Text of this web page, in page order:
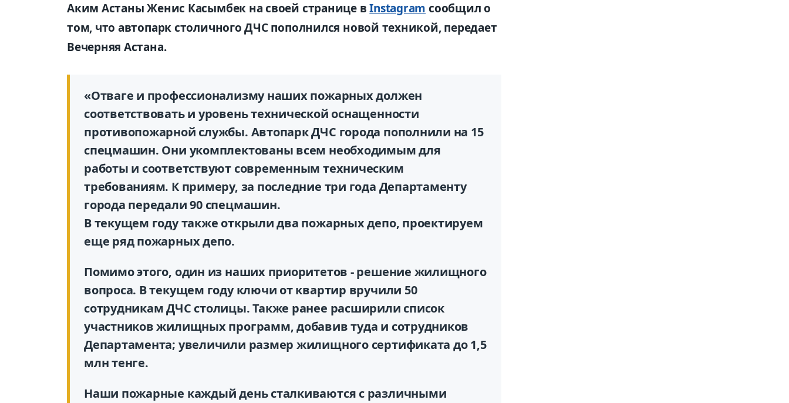
Аким Астаны Женис Касымбек на своей странице вInstagram сообщил о
том, что автопарк столичного ДЧС пополнился новой техникой, передает
Вечерняя Астана.
«Отваге и профессионализму наших пожарных должен
соответствовать и уровень технической оснащенности
противопожарной службы. Автопарк ДЧС города пополнили на 15
спецмашин. Они укомплектованы всем необходимым для
работы и соответствуют современным техническим
требованиям. К примеру, за последние три года Департаменту
города передали 90 спецмашин.
В текущем году также открыли два пожарных депо, проектируем
еще ряд пожарных депо.
Помимо этого, один из наших приоритетов - решение жилищного
вопроса. В текущем году ключи от квартир вручили 50
сотрудникам ДЧС столицы. Также ранее расширили список
участников жилищных программ, добавив туда и сотрудников
Департамента; увеличили размер жилищного сертификата до 1,5
млн тенге.
Наши пожарные каждый день сталкиваются с различными